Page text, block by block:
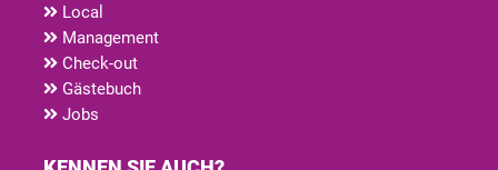
Local
Management
Check-out
Gästebuch
Jobs